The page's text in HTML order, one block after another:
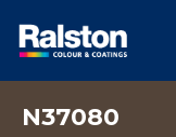
N37080